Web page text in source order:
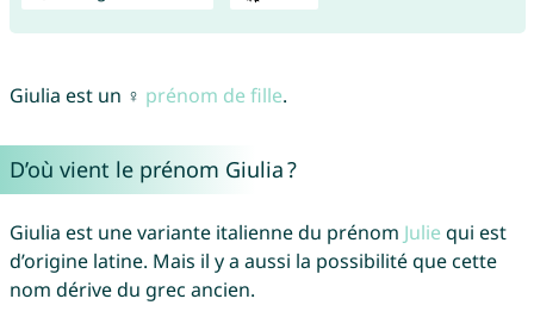
Giulia est un ♀ prénom de fille.
D’où vient le prénom Giulia ?
Giulia est une variante italienne du prénom Julie qui est
d’origine latine. Mais il y a aussi la possibilité que cette
nom dérive du grec ancien.